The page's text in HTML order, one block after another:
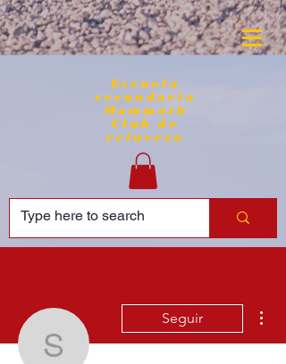
Escuela
secundaria
Mammoth
Club de
refuerzo
Seguir